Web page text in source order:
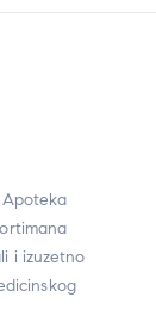
Apoteka
i izuzetno